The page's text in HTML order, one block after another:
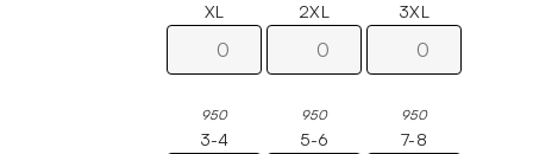
XL
950
2XL
950
3XL
950
3-4 5-6 7-8